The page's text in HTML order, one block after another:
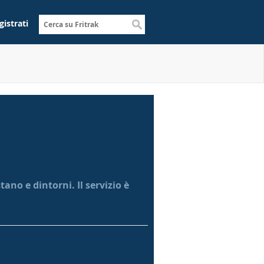
e dintorni. Il servizio è